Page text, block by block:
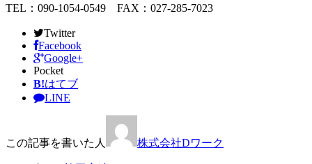
TEL：090-1054-0549 FAX：027-285-7023
Twitter
Facebook
Google+
Pocket
B!はてブ
LINE
この記事を書いた人 株式会社Dワーク